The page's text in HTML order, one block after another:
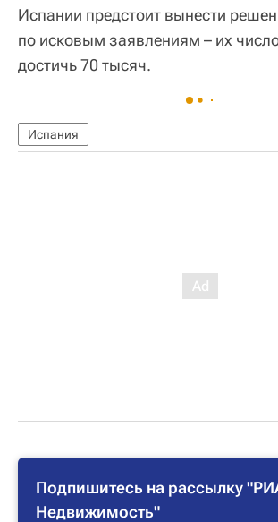
Испании предстоит вынести
по исковым заявлениям – их
достичь 70 тысяч.
Испания
Подпишитесь на рассылку
Недвижимость"